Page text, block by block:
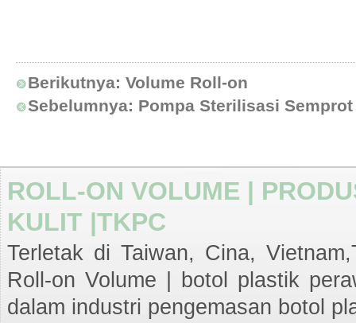
Berikutnya: Volume Roll-on
Sebelumnya: Pompa Sterilisasi Semprot
ROLL-ON VOLUME |
KULIT |TKPC
Terletak di Taiwan, Cina,
Roll-on Volume | botol plastik
dalam industri pengemasan botol